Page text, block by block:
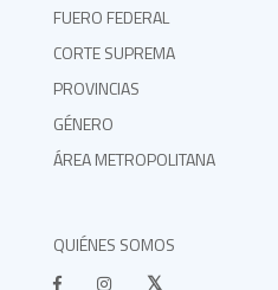
FUERO FEDERAL
CORTE SUPREMA
PROVINCIAS
GÉNERO
ÁREA METROPOLITANA
QUIÉNES SOMOS